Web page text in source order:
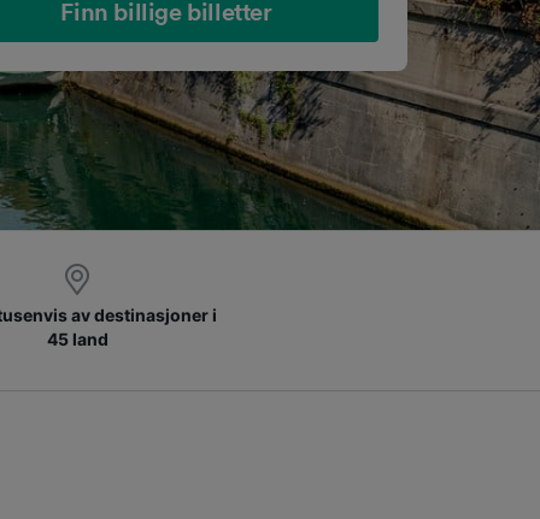
Finn billige billetter
av destinasjoner i
45 land